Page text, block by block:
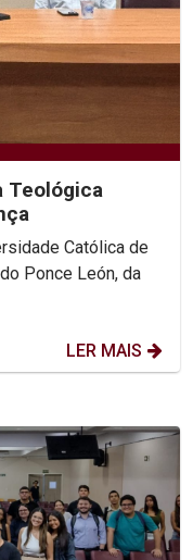
Teológica
Católica de
Ponce León, da
LER MAIS